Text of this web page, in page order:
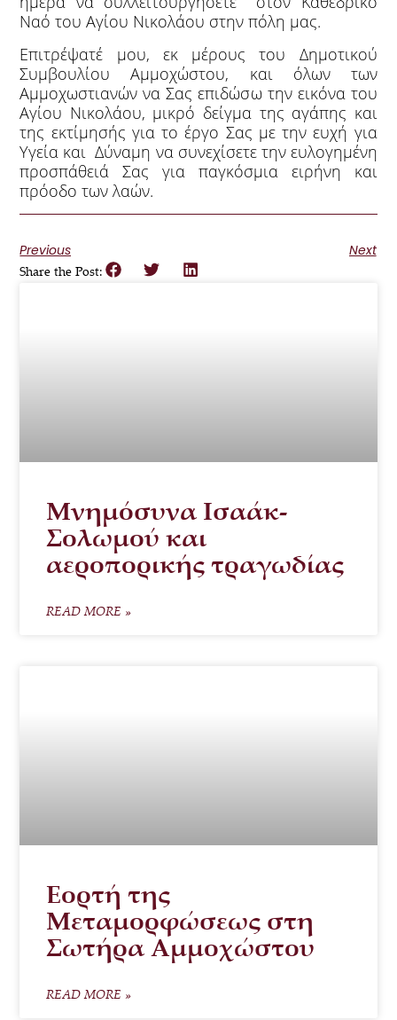
Ναό του Αγίου Νικολάου στην πόλη μας.
Επιτρέψατέ μου, εκ μέρους του Δημοτικού
Συμβουλίου Αμμοχώστου, και όλων των
Αμμοχωστιανών να Σας επιδώσω την εικόνα του
Αγίου Νικολάου, μικρό δείγμα της αγάπης και
της εκτίμησής για το έργο Σας με την ευχή για
Υγεία και Δύναμη να συνεχίσετε την ευλογημένη
προσπάθειά Σας για παγκόσμια ειρήνη και
πρόοδο των λαών.
Previous Next
Share the Post:
Μνημόσυνα Ισαάκ-
Σολωμού και
αεροπορικής τραγωδίας
READ MORE »
Εορτή της
Μεταμορφώσεως στη
Σωτήρα Αμμοχώστου
READ MORE »